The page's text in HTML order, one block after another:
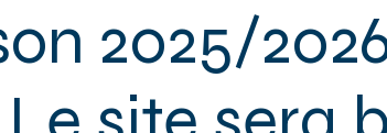
2025/